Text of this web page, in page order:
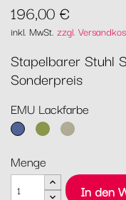
196,00 €
inkl. MwSt. zzgl.
Stapelbarer Stuhl
Sonderpreis
EMU Lackfarbe
16
60 71
Menge
In den